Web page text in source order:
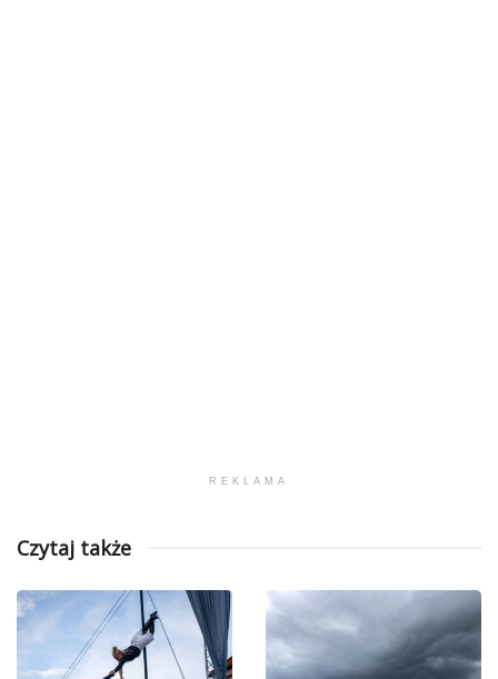
REKLAMA
Czytaj także